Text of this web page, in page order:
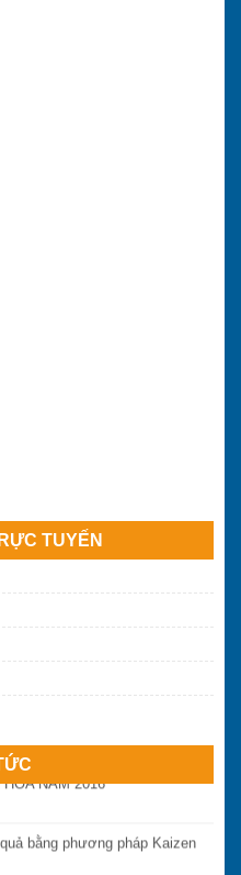
TUYẾN
điểm trúng tuyển lớp 10 công
10 Khánh Hòa năm 2016
dạy thêm, học thêm và tựu
THPT quốc gia năm 2016:
NĂM 2016